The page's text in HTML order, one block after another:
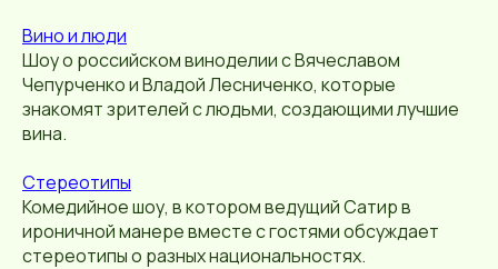
Вино и люди
Шоу о российском виноделии с Вячеславом
Чепурченко и Владой Лесниченко, которые
знакомят зрителей с людьми, создающими лучшие
вина.
Стереотипы
Комедийное шоу, в котором ведущий Сатир в
ироничной манере вместе с гостями обсуждает
стереотипы о разных национальностях.